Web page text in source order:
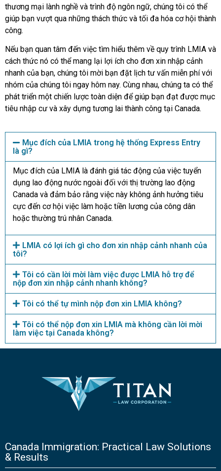
thương mại lành nghề và trình độ ngôn ngữ, chúng tôi có thể
giúp bạn vượt qua những thách thức và tối đa hóa cơ hội thành
công.
Nếu bạn quan tâm đến việc tìm hiểu thêm về quy trình LMIA và
cách thức nó có thể mang lại lợi ích cho đơn xin nhập cảnh
nhanh của bạn, chúng tôi mời bạn đặt lịch tư vấn miễn phí với
nhóm của chúng tôi ngay hôm nay. Cùng nhau, chúng ta có thể
phát triển một chiến lược toàn diện để giúp bạn đạt được mục
tiêu nhập cư và xây dựng tương lai thành công tại Canada.
Mục đích của LMIA trong hệ thống Express Entry
là gì?
Mục đích của LMIA là đánh giá tác động của việc tuyển
dụng lao động nước ngoài đối với thị trường lao động
Canada và đảm bảo rằng việc này không ảnh hưởng tiêu
cực đến cơ hội việc làm hoặc tiền lương của công dân
hoặc thường trú nhân Canada.
LMIA có lợi ích gì cho đơn xin nhập cảnh nhanh của
tôi?
Tôi có cần lời mời làm việc được LMIA hỗ trợ để
nộp đơn xin nhập cảnh nhanh không?
Tôi có thể tự mình nộp đơn xin LMIA không?
Tôi có thể nộp đơn xin LMIA mà không cần lời mời
làm việc tại Canada không?
Canada Immigration: Practical Law Solutions
& Results